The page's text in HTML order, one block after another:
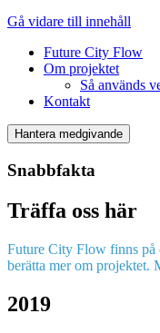
Gå vidare till innehåll
Future City Flow
Om projektet
Så används
Kontakt
Hantera medgivande
Snabbfakta
Träffa oss här
Future City Flow finns på
berätta mer om projektet.
2019